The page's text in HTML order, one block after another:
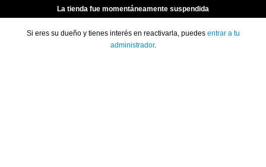
La tienda fue momentáneamente suspendida
Si eres su dueño y tienes interés en reactivarla, puedes entrar a tu
administrador.